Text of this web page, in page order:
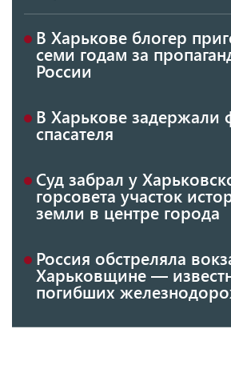
В Харькове блогер
семи годам за
России
В Харькове задержали
спасателя
Суд забрал у
горсовета участок
земли в центре города
Россия обстреляла
Харьковщине —
погибших